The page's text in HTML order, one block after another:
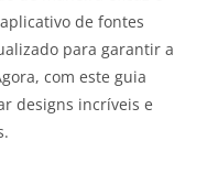
de fontes
para garantir a
com este guia
designs incríveis e